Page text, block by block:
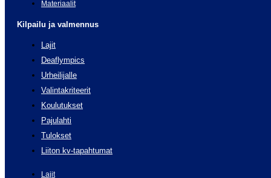
Materiaalit
Kilpailu ja valmennus
Lajit
Deaflympics
Urheilijalle
Valintakriteerit
Koulutukset
Pajulahti
Tulokset
Liiton kv-tapahtumat
Lajit